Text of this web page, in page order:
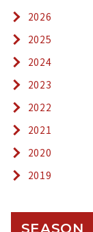
2026
2025
2024
2023
2022
2021
2020
2019
SEASON